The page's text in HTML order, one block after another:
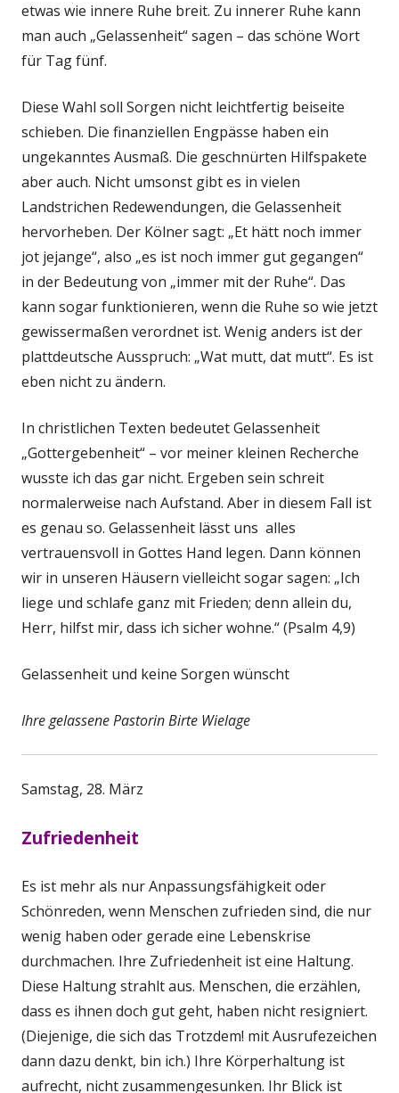
etwas wie innere Ruhe breit. Zu innerer Ruhe kann
man auch „Gelassenheit“ sagen – das schöne Wort
für Tag fünf.
Diese Wahl soll Sorgen nicht leichtfertig beiseite
schieben. Die finanziellen Engpässe haben ein
ungekanntes Ausmaß. Die geschnürten Hilfspakete
aber auch. Nicht umsonst gibt es in vielen
Landstrichen Redewendungen, die Gelassenheit
hervorheben. Der Kölner sagt: „Et hätt noch immer
jot jejange“, also „es ist noch immer gut gegangen“
in der Bedeutung von „immer mit der Ruhe“. Das
kann sogar funktionieren, wenn die Ruhe so wie jetzt
gewissermaßen verordnet ist. Wenig anders ist der
plattdeutsche Ausspruch: „Wat mutt, dat mutt“. Es ist
eben nicht zu ändern.
In christlichen Texten bedeutet Gelassenheit
„Gottergebenheit“ – vor meiner kleinen Recherche
wusste ich das gar nicht. Ergeben sein schreit
normalerweise nach Aufstand. Aber in diesem Fall ist
es genau so. Gelassenheit lässt uns alles
vertrauensvoll in Gottes Hand legen. Dann können
wir in unseren Häusern vielleicht sogar sagen: „Ich
liege und schlafe ganz mit Frieden; denn allein du,
Herr, hilfst mir, dass ich sicher wohne.“ (Psalm 4,9)
Gelassenheit und keine Sorgen wünscht
Ihre gelassene Pastorin Birte Wielage
Samstag, 28. März
Zufriedenheit
Es ist mehr als nur Anpassungsfähigkeit oder
Schönreden, wenn Menschen zufrieden sind, die nur
wenig haben oder gerade eine Lebenskrise
durchmachen. Ihre Zufriedenheit ist eine Haltung.
Diese Haltung strahlt aus. Menschen, die erzählen,
dass es ihnen doch gut geht, haben nicht resigniert.
(Diejenige, die sich das Trotzdem! mit Ausrufezeichen
dann dazu denkt, bin ich.) Ihre Körperhaltung ist
aufrecht, nicht zusammengesunken. Ihr Blick ist